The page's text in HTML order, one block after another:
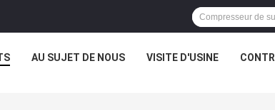
AU SUJET DE NOUS VISITE D'USINE